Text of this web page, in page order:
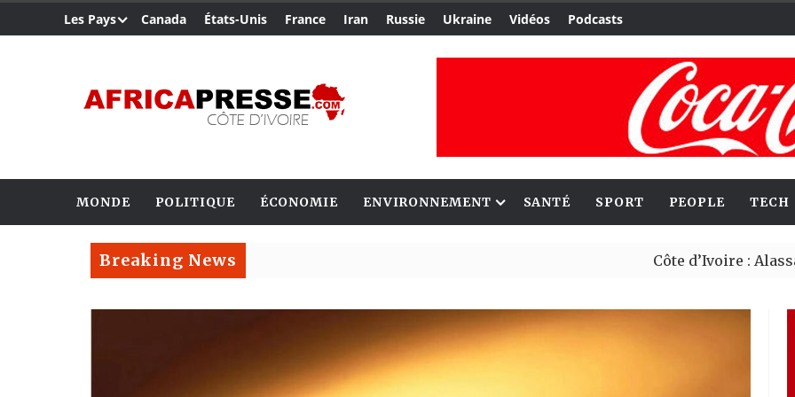
Les Pays Canada États-Unis France Iran Russie Ukraine Vidéos Podcasts
MONDE POLITIQUE ÉCONOMIE ENVIRONNEMENT SANTÉ SPORT PEOPLE TECH
Breaking News Côte d’Ivoire : Alassane